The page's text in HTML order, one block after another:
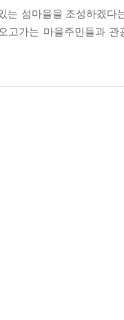
섬마을을 조성하겠
고가는 마을주민들과